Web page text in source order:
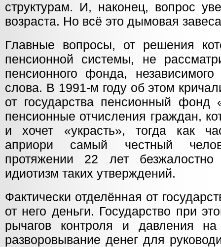
структурам. И, наконец, вопрос
возраста. Но всё это дымовая
Главные вопросы, от решения
пенсионной системы, не
пенсионного фонда,
слова. В 1991-м году об этом
от государства пенсионный фонд
пенсионные отчисления граждан,
и хочет «украсть», тогда как
априори самый честный
протяжении 22 лет безжалостно
идиотизм таких утверждений.
Фактически отделённая от
от него деньги. Государство при
рычагов контроля и давления
разворовывание денег для